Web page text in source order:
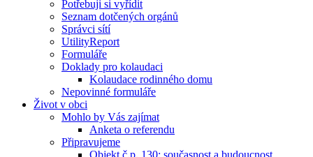
Potřebuji si vyřídit
Seznam dotčených orgánů
Správci sítí
UtilityReport
Formuláře
Doklady pro kolaudaci
Kolaudace rodinného domu
Nepovinné formuláře
Život v obci
Mohlo by Vás zajímat
Anketa o referendu
Připravujeme
Objekt č.p. 130: současnost a budoucnost